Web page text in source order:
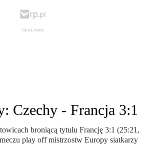
Czechy - Francja 3:1
broniącą tytułu Francję 3:1 (25:21,
play off mistrzostw Europy siatkarzy